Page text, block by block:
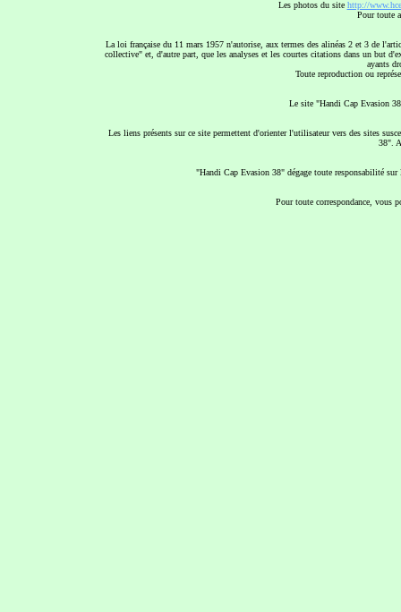
Les photos du site http://
Pour toute
La loi française du 11 mars 1957 n'autorise, aux termes des alinéas 2 et 3 de
collective" et, d'autre part, que les analyses et les courtes citations dans un but
ayants
Toute reproduction ou
Le site "Handi Cap Evasion
Les liens présents sur ce site permettent d'orienter l'utilisateur vers des sites
38".
"Handi Cap Evasion 38" dégage toute responsabilité
Pour toute correspondance, vous